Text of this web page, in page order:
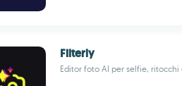
Filterly
Editor foto AI per selfie,